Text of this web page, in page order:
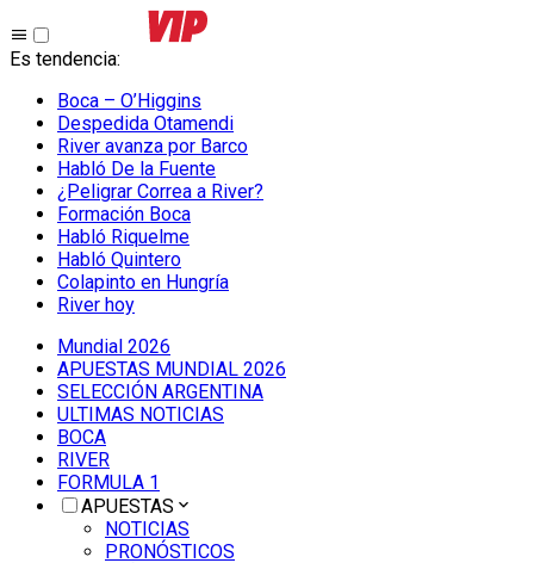
Es tendencia:
Boca – O’Higgins
Despedida Otamendi
River avanza por Barco
Habló De la Fuente
¿Peligrar Correa a River?
Formación Boca
Habló Riquelme
Habló Quintero
Colapinto en Hungría
River hoy
Mundial 2026
APUESTAS MUNDIAL 2026
SELECCIÓN ARGENTINA
ULTIMAS NOTICIAS
BOCA
RIVER
FORMULA 1
APUESTAS
NOTICIAS
PRONÓSTICOS